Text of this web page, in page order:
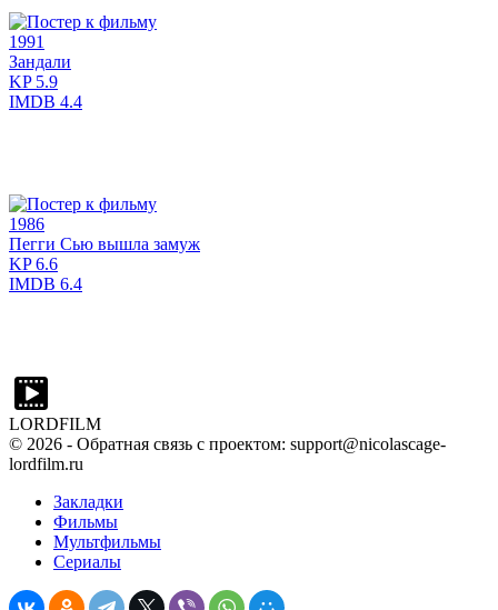
1991
Зандали
KP5.9
IMDB 4.4
1986
Пегги Сью вышла замуж
KP6.6
IMDB 6.4
LORDFILM
© 2026 - Обратная связь с проектом: support@nicolascage-
lordfilm.ru
Закладки
Фильмы
Мультфильмы
Сериалы